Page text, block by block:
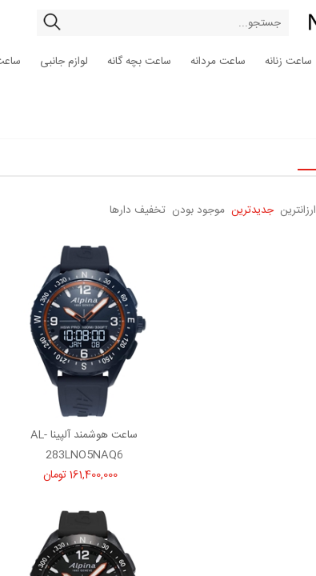
ساعت زنانه ساعت مردانه ساعت بچه گانه لوازم جانبی
ارزانترین جدیدترین موجود بودن تخفیف دارها
ساعت هوشمند آلپینا AL-
283LNO5NAQ6
161,400,000 تومان